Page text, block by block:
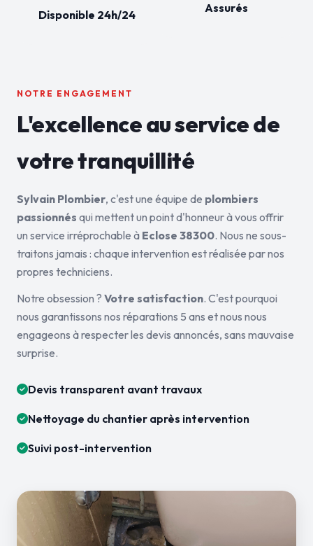
Disponible 24h/24 Assurés
NOTRE ENGAGEMENT
L'excellence au service de
votre tranquillité
Sylvain Plombier, c'est une équipe de plombiers
passionnés qui mettent un point d'honneur à vous offrir
un service irréprochable à Eclose 38300. Nous ne sous-
traitons jamais : chaque intervention est réalisée par nos
propres techniciens.
Notre obsession ? Votre satisfaction. C'est pourquoi
nous garantissons nos réparations 5 ans et nous nous
engageons à respecter les devis annoncés, sans mauvaise
surprise.
Devis transparent avant travaux
Nettoyage du chantier après intervention
Suivi post-intervention